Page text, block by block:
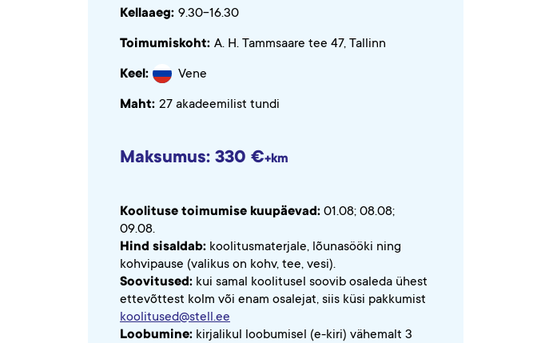
Kellaaeg: 9.30-16.30
Toimumiskoht: A. H. Tammsaare tee 47, Tallinn
Keel: Vene
Maht: 27 akadeemilist tundi
Maksumus: 330 €+km
Koolituse toimumise kuupäevad: 01.08; 08.08;
09.08.
Hind sisaldab: koolitusmaterjale, lõunasööki ning
kohvipause (valikus on kohv, tee, vesi).
Soovitused: kui samal koolitusel soovib osaleda ühest
ettevõttest kolm või enam osalejat, siis küsi pakkumist
koolitused@stell.ee
Loobumine: kirjalikul loobumisel (e-kiri) vähemalt 3